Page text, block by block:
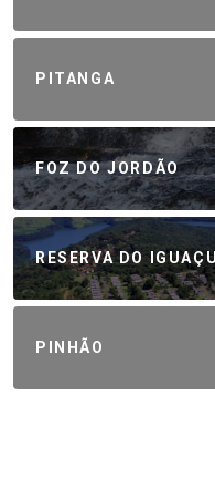
PITANGA
FOZ DO JORDÃO
RESERVA DO
PINHÃO